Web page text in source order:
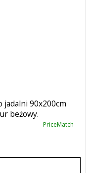
jadalni 90x200cm
beżowy.
PriceMatch